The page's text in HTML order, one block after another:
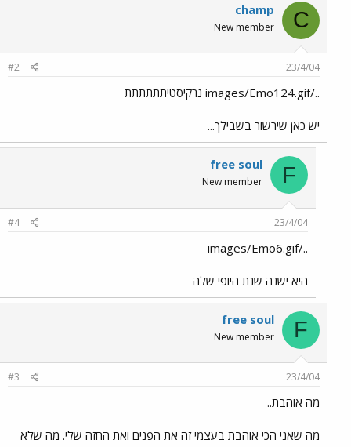
C
champ
New member
23/4/04
#2
../images/Emo124.gif נרקיסטיתתתתתת
יש כאן שירשור בשבילך...
F
free soul
New member
23/4/04
#4
../images/Emo6.gif
היא ישנה שנת היופי שלה
F
free soul
New member
23/4/04
#3
מה אוהבת..
מה שאני הכי אוהבת בעצמי זה את הפנים ואת החזה שלי. מה שלא